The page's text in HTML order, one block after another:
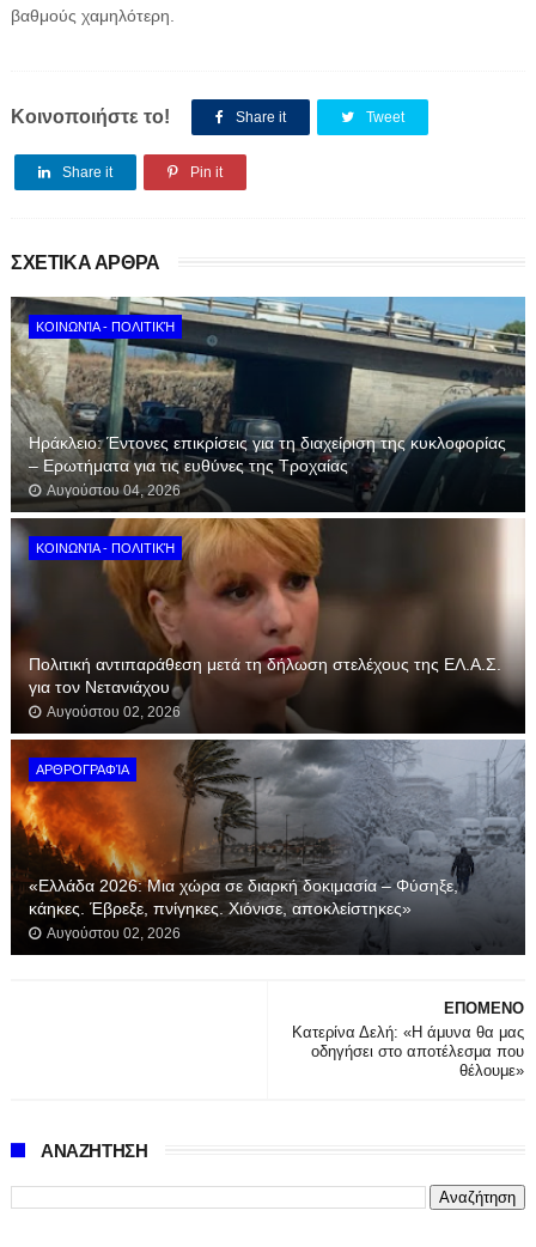
βαθμούς χαμηλότερη.
Κοινοποιήστε το! Share it Tweet
Share it Pin it
ΣΧΕΤΙΚΑ ΑΡΘΡΑ
ΚΟΙΝΩΝΊΑ - ΠΟΛΙΤΙΚΉ
Ηράκλειο: Έντονες επικρίσεις για τη διαχείριση της κυκλοφορίας
– Ερωτήματα για τις ευθύνες της Τροχαίας
Αυγούστου 04, 2026
ΚΟΙΝΩΝΊΑ - ΠΟΛΙΤΙΚΉ
Πολιτική αντιπαράθεση μετά τη δήλωση στελέχους της ΕΛ.Α.Σ.
για τον Νετανιάχου
Αυγούστου 02, 2026
ΑΡΘΡΟΓΡΑΦΊΑ
«Ελλάδα 2026: Μια χώρα σε διαρκή δοκιμασία – Φύσηξε,
κάηκες. Έβρεξε, πνίγηκες. Χιόνισε, αποκλείστηκες»
Αυγούστου 02, 2026
ΕΠΟΜΕΝΟ
Κατερίνα Δελή: «Η άμυνα θα μας
οδηγήσει στο αποτέλεσμα που
θέλουμε»
ΑΝΑΖΗΤΗΣΗ